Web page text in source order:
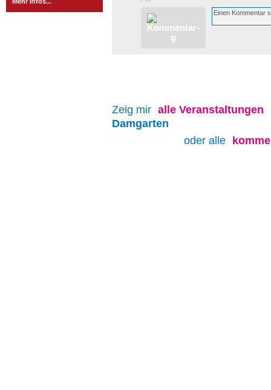
Zeig mir alle Veranstaltungen
Damgarten
oder alle